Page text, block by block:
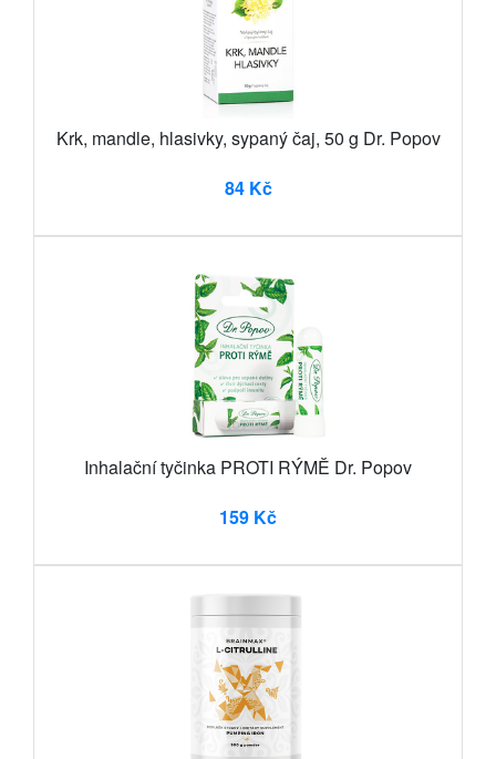
Krk, mandle, hlasivky, sypaný čaj, 50 g Dr. Popov
84 Kč
Inhalační tyčinka PROTI RÝMĚ Dr. Popov
159 Kč